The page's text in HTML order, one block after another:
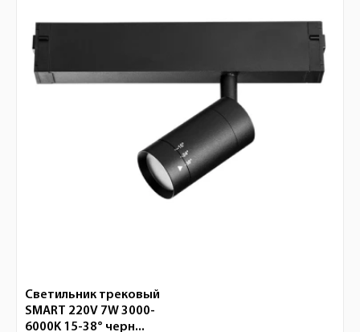
Светильник трековый
SMART 220V 7W 3000-
6000K 15-38° черн...